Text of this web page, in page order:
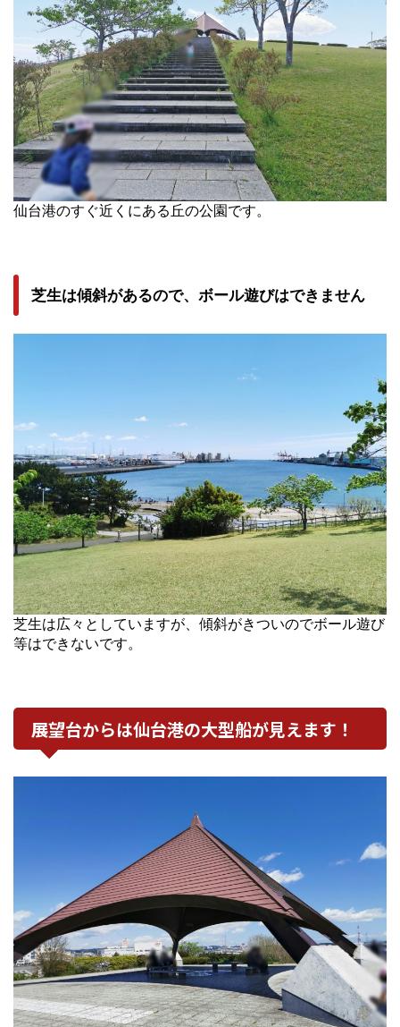
仙台港のすぐ近くにある丘の公園です。
芝生は傾斜があるので、ボール遊びはできません
芝生は広々としていますが、傾斜がきついのでボール遊び
等はできないです。
展望台からは仙台港の大型船が見えます！